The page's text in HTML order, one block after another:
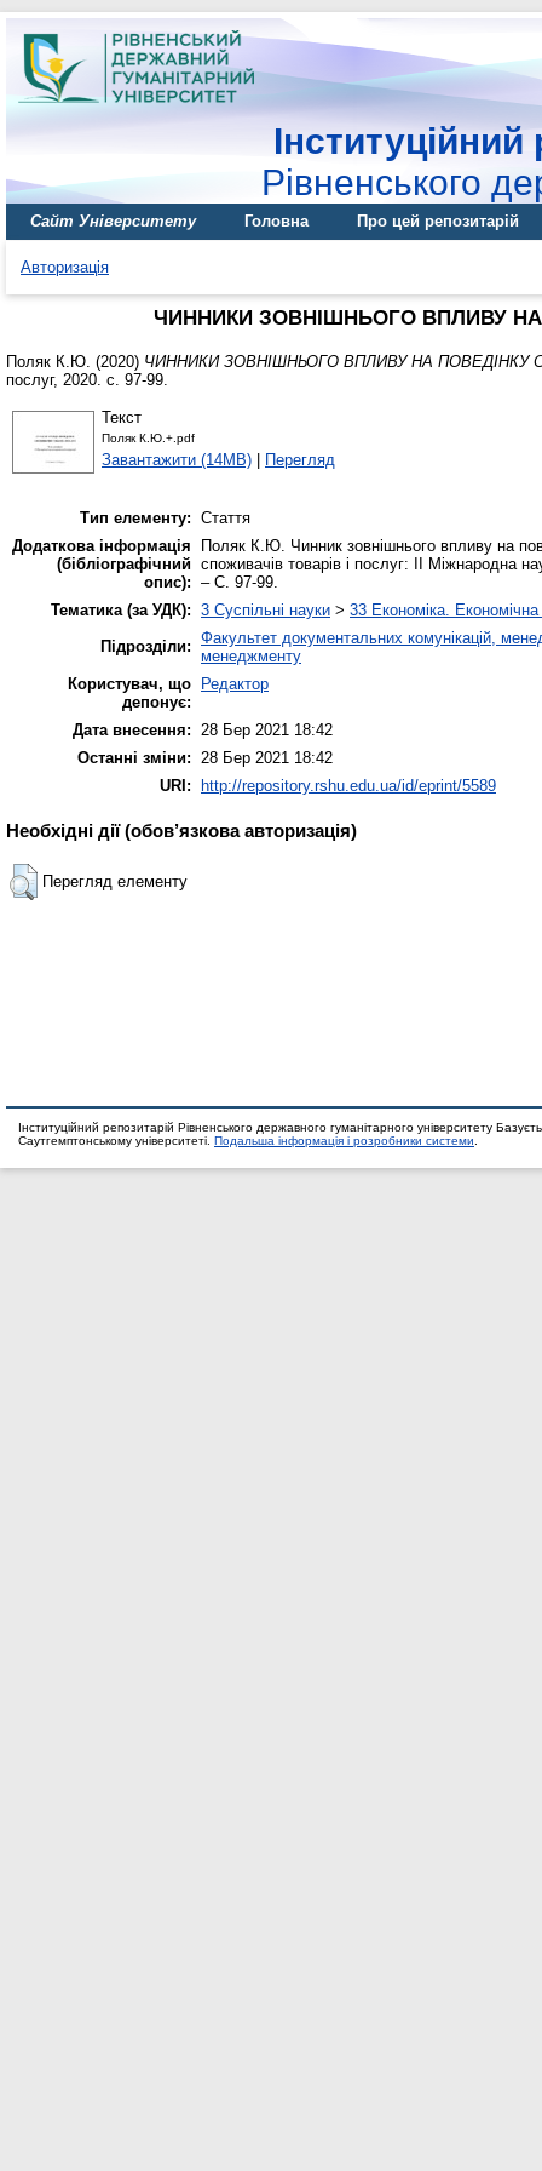
Інституційний
Рівненського
Сайт Університету Головна Про цей репозитарій
Авторизація
ЧИННИКИ ЗОВНІШНЬОГО ВПЛИВУ
Поляк К.Ю. (2020) ЧИННИКИ ЗОВНІШНЬОГО ВПЛИВУ НА ПОВЕДІНКУ
послуг, 2020. с. 97-99.
Текст
Поляк К.Ю.+.pdf
Завантажити (14MB) | Перегляд
Тип елементу: Стаття
Додаткова інформація
(бібліографічний
опис):
Поляк К.Ю. Чинник зовнішнього впливу на
споживачів товарів і послуг: ІІ Міжнародна
– С. 97-99.
Тематика (за УДК): 3 Суспільні науки > 33 Економіка. Економічна
Підрозділи: Факультет документальних комунікацій,
менеджменту
Користувач, що
депонує:
Редактор
Дата внесення: 28 Бер 2021 18:42
Останні зміни: 28 Бер 2021 18:42
URI:
http://repository.rshu.edu.ua/id/eprint/5589
Необхідні дії (обов’язкова авторизація)
Перегляд елементу
Інституційний репозитарій Рівненського державного гуманітарного університету
Саутгемптонському університеті. Подальша інформація і розробники системи